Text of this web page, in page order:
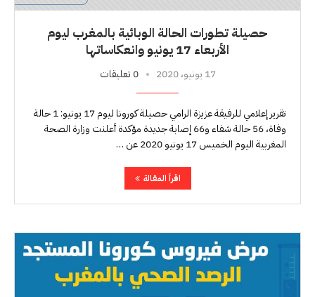
حصيلة تطورات الحالة الوبائية بالمغرب ليوم
الأربعاء 17 يونيو وانعكاساتها
17 يونيو، 2020 0 تعليقات
تقرير إعلامي للرفيقة عزيزة الرامي حصيلة كورونا ليوم 17 يونيو: 1 حالة
وفاة، 56 حالة شفاء و66 إصابة جديدة مؤكدة أعلنت وزارة الصحة
المغربية اليوم الخميس 17 يونيو 2020 عن …
اقرأ المقالة